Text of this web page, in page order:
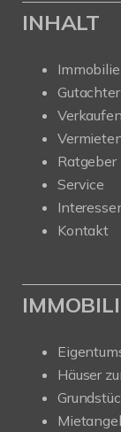
INHALT
Gutachter
Verkaufen
Ratgeber
Service
Kontakt
Häuser